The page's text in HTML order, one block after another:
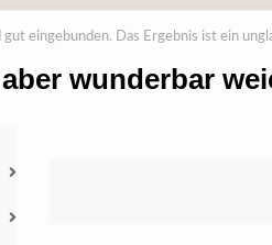
eingebunden. Das Ergebnis ist ein
wunderbar